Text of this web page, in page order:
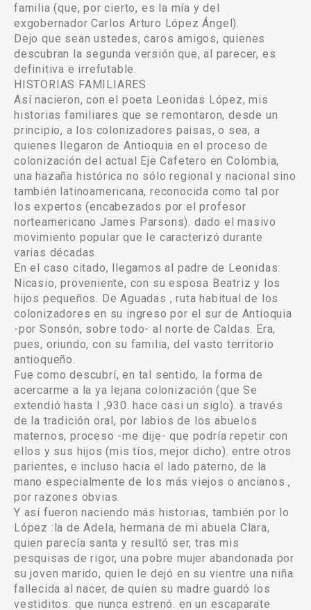
familia (que, por cierto, es la mía y del
exgobernador Carlos Arturo López Ángel).
Dejo que sean ustedes, caros amigos, quienes
descubran la segunda versión que, al parecer, es
definitiva e irrefutable.
HISTORIAS FAMILIARES
Así nacieron, con el poeta Leonidas López, mis
historias familiares que se remontaron, desde un
principio, a los colonizadores paisas, o sea, a
quienes llegaron de Antioquia en el proceso de
colonización del actual Eje Cafetero en Colombia,
una hazaña histórica no sólo regional y nacional sino
también latinoamericana, reconocida como tal por
los expertos (encabezados por el profesor
norteamericano James Parsons). dado el masivo
movimiento popular que le caracterizó durante
varias décadas.
En el caso citado, llegamos al padre de Leonidas:
Nicasio, proveniente, con su esposa Beatriz y los
hijos pequeños. De Aguadas , ruta habitual de los
colonizadores en su ingreso por el sur de Antioquia
-por Sonsón, sobre todo- al norte de Caldas. Era,
pues, oriundo, con su familia, del vasto territorio
antioqueño.
Fue como descubrí, en tal sentido, la forma de
acercarme a la ya lejana colonización (que Se
extendió hasta I ,930. hace casi un siglo). a través
de la tradición oral, por labios de los abuelos
maternos, proceso -me dije- que podría repetir con
ellos y sus hijos (mis tíos, mejor dicho). entre otros
parientes, e incluso hacia el lado paterno, de la
mano especialmente de los más viejos o ancianos ,
por razones obvias.
Y así fueron naciendo más historias, también por lo
López :la de Adela, hermana de mi abuela Clara,
quien parecía santa y resultó ser, tras mis
pesquisas de rigor, una pobre mujer abandonada por
su joven marido, quien le dejó en su vientre una niña.
fallecida al nacer, de quien su madre guardó los
vestiditos. que nunca estrenó. en un escaparate